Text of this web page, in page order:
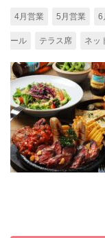
4月営業 5月営業 6
ール テラス席 ネッ